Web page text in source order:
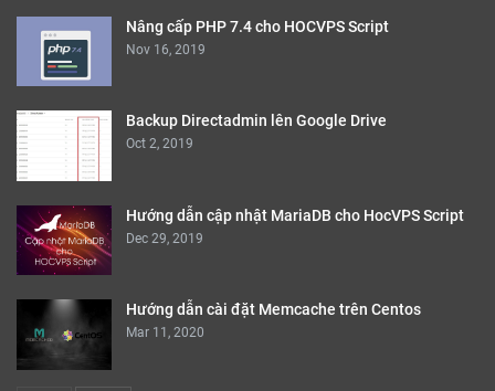
Nâng cấp PHP 7.4 cho HOCVPS Script
Nov 16, 2019
Backup Directadmin lên Google Drive
Oct 2, 2019
Hướng dẫn cập nhật MariaDB cho HocVPS Script
Dec 29, 2019
Hướng dẫn cài đặt Memcache trên Centos
Mar 11, 2020